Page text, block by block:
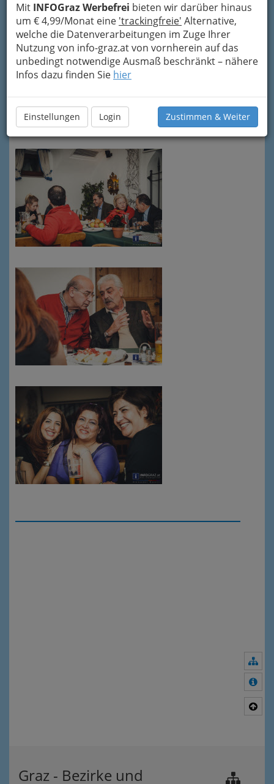
Mit INFOGraz Werbefrei bieten wir darüber hinaus
um € 4,99/Monat eine 'trackingfreie' Alternative,
welche die Datenverarbeitungen im Zuge Ihrer
Nutzung von info-graz.at von vornherein auf das
unbedingt notwendige Ausmaß beschränkt – nähere
Infos dazu finden Sie hier
Einstellungen Login Zustimmen & Weiter
unseremBlog.
Copyright-Regeln & Tipps für den optimalen
Downloadund größere Formate bei
INFOGRAZ.at erklären wir Ihnen hier!
Größere Formate gibt es hier
Wenn Sie alle Bilder über DropBox oder FTP
wollen -Mail(und vorher die Copyright-Regeln
gründlich lesen).
Graz - Bezirke und